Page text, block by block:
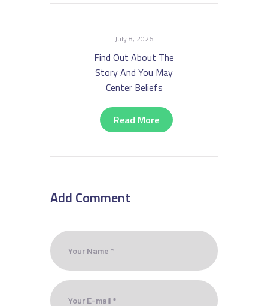
July 8, 2026
Find Out About The
Story And You May
Center Beliefs
Read More
Add Comment